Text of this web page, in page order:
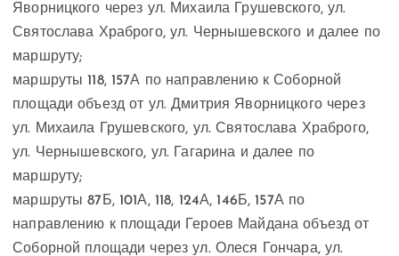
Яворницкого через ул. Михаила Грушевского, ул.
Святослава Храброго, ул. Чернышевского и далее по
маршруту;
маршруты 118, 157А по направлению к Соборной
площади объезд от ул. Дмитрия Яворницкого через
ул. Михаила Грушевского, ул. Святослава Храброго,
ул. Чернышевского, ул. Гагарина и далее по
маршруту;
маршруты 87Б, 101А, 118, 124А, 146Б, 157А по
направлению к площади Героев Майдана объезд от
Соборной площади через ул. Олеся Гончара, ул.